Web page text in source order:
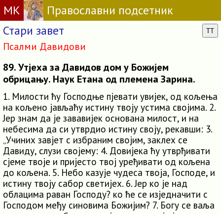
МК
Православни подсетник
Стари завет
TT
Псалми Давидови
89. Утјеха за Давидов дом у Божијем
обрицању. Наук Етана од племена Зарина.
1. Милости ћу Господње пјевати увијек, од кољења
на кољено јављаћу истину твоју устима својима. 2.
Јер знам да је зававијек основана милост, и на
небесима да си утврдио истину своју, рекавши: 3.
„Учиних завјет с избраним својим, заклех се
Давиду, слузи својему: 4. Довијека ћу утврђивати
сјеме твоје и пријесто твој уређивати од кољена
до кољена. 5. Небо казује чудеса твоја, Господе, и
истину твоју сабор светијех. 6. Јер ко је над
облацима раван Господу? ко ће се изједначити с
Господом међу синовима Божијим? 7. Богу се ваља